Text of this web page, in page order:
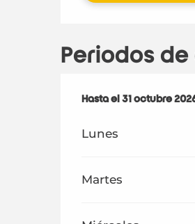
Periodos
Del1 abril 2026al31
Hasta el 31 octubre
Lunes
Martes